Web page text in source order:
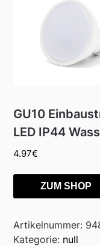
GU10
LED IP44
4.97€
ZUM SHOP
Artikelnummer:
Kategorie: null